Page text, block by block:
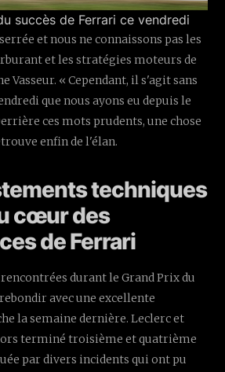
succès de Ferrari ce vendredi
et nous ne connaissons pas les
et les stratégies moteurs de
Vasseur. « Cependant, il s'agit sans
que nous ayons eu depuis le
ces mots prudents, une chose
enfin de l'élan.
techniques
cœur des
de Ferrari
durant le Grand Prix du
avec une excellente
la semaine dernière. Leclerc et
terminé troisième et quatrième
par divers incidents qui ont pu